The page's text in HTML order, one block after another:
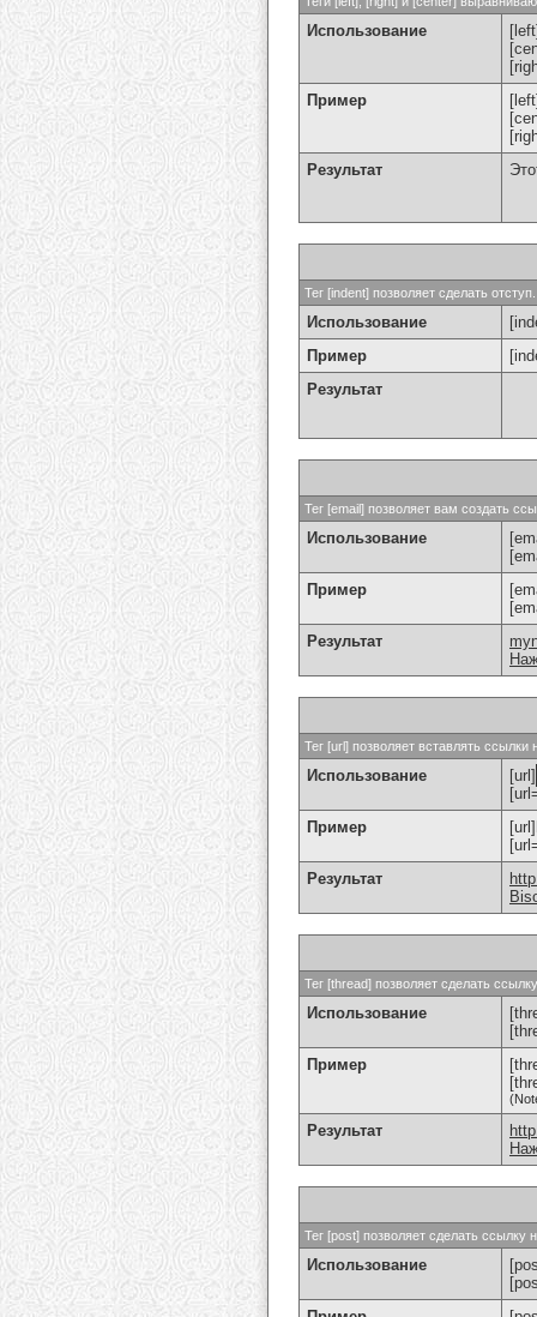
Использование
Пример
Результат
Тег [indent] позволяет сделать отступ.
Использование
Пример
Результат
Тег [email] позволяет вам создать
Использование
Пример
Результат
Тег [url] позволяет вставлять
Использование
[url]
Пример
Результат
Тег [thread] позволяет сделать
Использование
Пример
Результат
Тег [post] позволяет сделать
Использование